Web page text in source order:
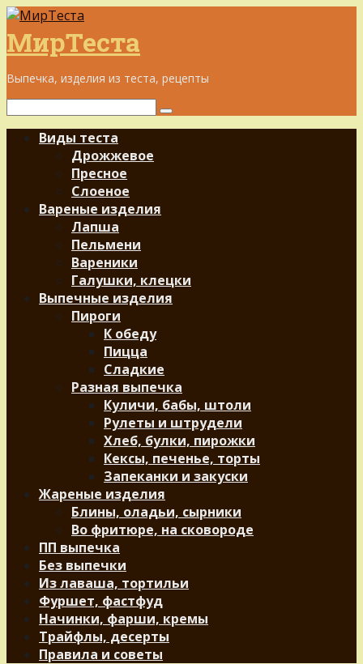
Перейти
к
контенту
МирТеста
Выпечка, изделия из теста, рецепты
Поиск:
Виды теста
Дрожжевое
Пресное
Слоеное
Вареные изделия
Лапша
Пельмени
Вареники
Галушки, клецки
Выпечные изделия
Пироги
К обеду
Пицца
Сладкие
Разная выпечка
Куличи, бабы, штоли
Рулеты и штрудели
Хлеб, булки, пирожки
Кексы, печенье, торты
Запеканки и закуски
Жареные изделия
Блины, оладьи, сырники
Во фритюре, на сковороде
ПП выпечка
Без выпечки
Из лаваша, тортильи
Фуршет, фастфуд
Начинки, фарши, кремы
Трайфлы, десерты
Правила и советы